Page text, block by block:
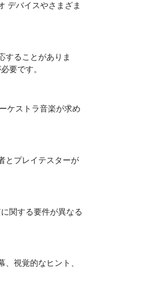
デバイスやさまざま
することがありま
要です。
ケストラ音楽が求め
とプレイテスターが
関する要件が異なる
視覚的なヒント、